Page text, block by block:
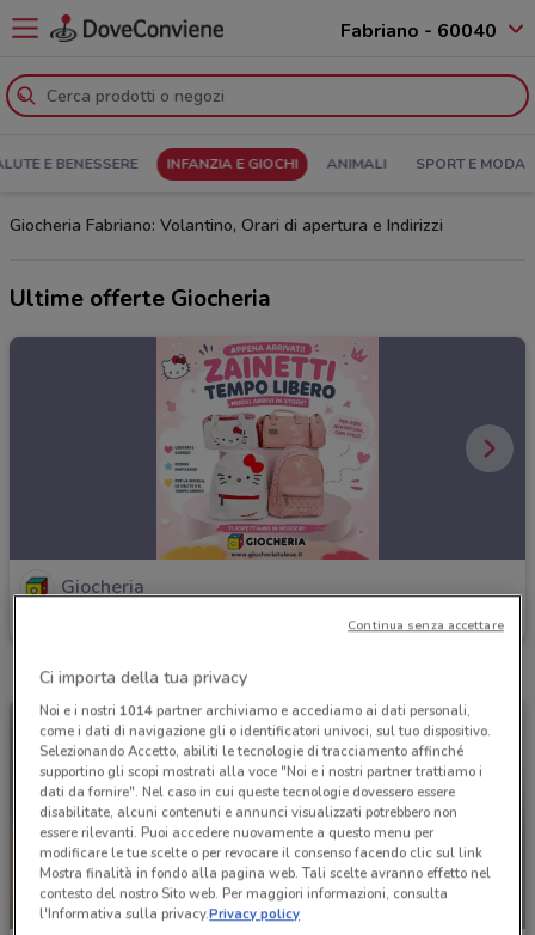
Fabriano - 60040
E BENESSERE INFANZIA E GIOCHI ANIMALI SPORT E MODA
Giocheria Fabriano: Volantino, Orari di apertura e Indirizzi
Ultime offerte Giocheria
Giocheria
238 m
-3 GIORNI
Ci importa della tua privacy
Noi e i nostri 1014partner archiviamo e accediamo ai dati personali,
come i dati di navigazione gli o identificatori univoci, sul tuo dispositivo.
Selezionando Accetto, abiliti le tecnologie di tracciamento affinché
supportino gli scopi mostrati alla voce "Noi e i nostri partner trattiamo i
dati da fornire". Nel caso in cui queste tecnologie dovessero essere
disabilitate, alcuni contenuti e annunci visualizzati potrebbero non
essere rilevanti. Puoi accedere nuovamente a questo menu per
modificare le tue scelte o per revocare il consenso facendo clic sul link
Mostra finalità in fondo alla pagina web. Tali scelte avranno effetto nel
contesto del nostro Sito web. Per maggiori informazioni, consulta
l'Informativa sulla privacy.Privacy policy
Continua senza accettare